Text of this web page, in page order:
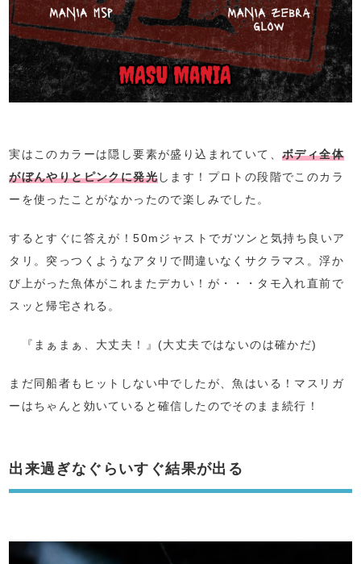
実はこのカラーは隠し要素が盛り込まれていて、ボディ全体
がぼんやりとピンクに発光します！プロトの段階でこのカラ
ーを使ったことがなかったので楽しみでした。
するとすぐに答えが！50mジャストでガツンと気持ち良いア
タリ。突っつくようなアタリで間違いなくサクラマス。浮か
び上がった魚体がこれまたデカい！が・・・タモ入れ直前で
スッと帰宅される。
『まぁまぁ、大丈夫！』(大丈夫ではないのは確かだ)
まだ同船者もヒットしない中でしたが、魚はいる！マスリガ
ーはちゃんと効いていると確信したのでそのまま続行！
出来過ぎなぐらいすぐ結果が出る